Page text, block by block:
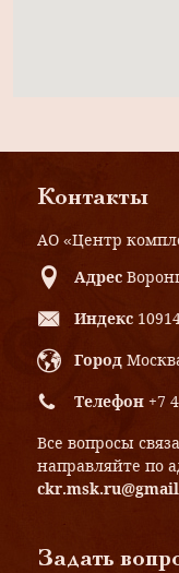
Контакты
АО «Центр
Адрес
Индекс
Город
Телефон +7
Все вопросы
направляйте по
Задать